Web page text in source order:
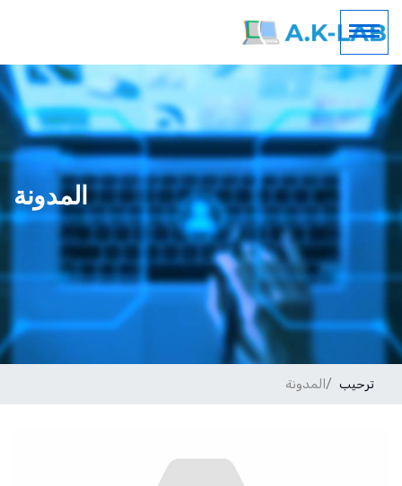
المدونة
ترحيب المدونة